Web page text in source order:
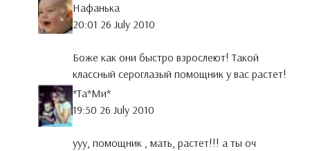
Нафанька
20:01 26 July 2010
Боже как они быстро взрослеют! Такой
классный сероглазый помощник у вас растет!
*Тa*Ми*
19:50 26 July 2010
ууу, помощник , мать, растет!!! а ты оч